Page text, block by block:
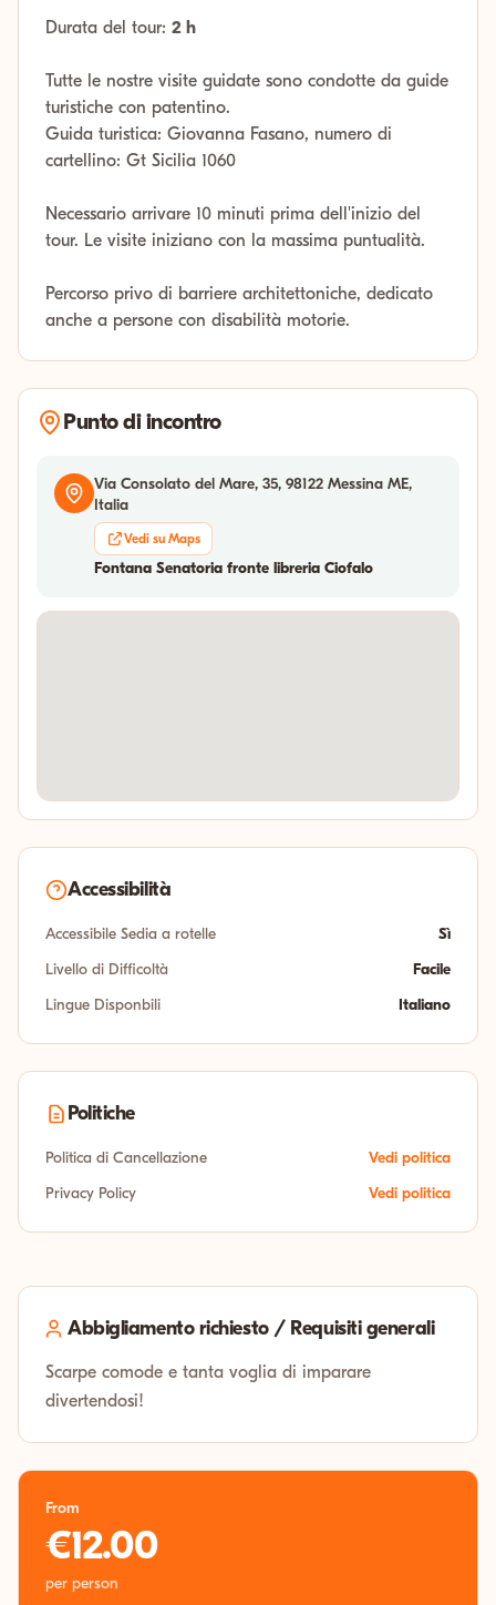
Durata del tour: 2 h
Tutte le nostre visite guidate sono condotte da guide
turistiche con patentino.
Guida turistica: Giovanna Fasano, numero di
cartellino: Gt Sicilia 1060
Necessario arrivare 10 minuti prima dell'inizio del
tour. Le visite iniziano con la massima puntualità.
Percorso privo di barriere architettoniche, dedicato
anche a persone con disabilità motorie.
Punto di incontro
Via Consolato del Mare, 35, 98122 Messina ME,
Italia
Vedi su Maps
Fontana Senatoria fronte libreria Ciofalo
Accessibilità
Accessibile Sedia a rotelle
Sì
Livello di Difficoltà
Facile
Lingue Disponbili
Italiano
Politiche
Politica di Cancellazione
Vedi politica
Privacy Policy
Vedi politica
Abbigliamento richiesto / Requisiti generali
Scarpe comode e tanta voglia di imparare
divertendosi!
From
€12.00
per person